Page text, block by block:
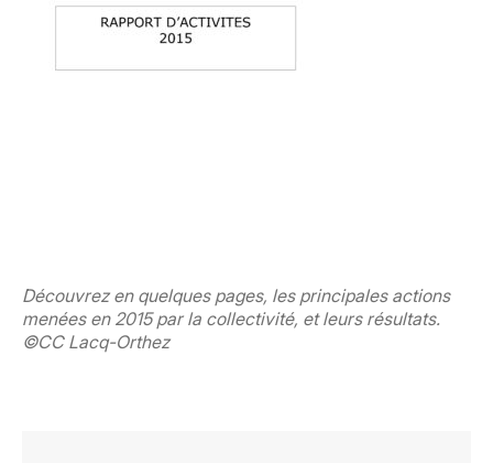
Découvrez en quelques pages, les principales actions
menées en 2015 par la collectivité, et leurs résultats.
©CC Lacq-Orthez